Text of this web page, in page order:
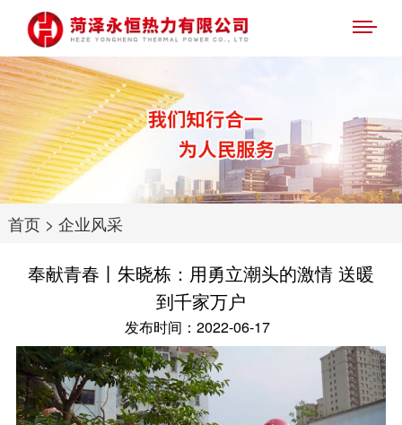
首页> 企业风采
奉献青春丨朱晓栋：用勇立潮头的激情 送暖
到千家万户
发布时间：2022-06-17